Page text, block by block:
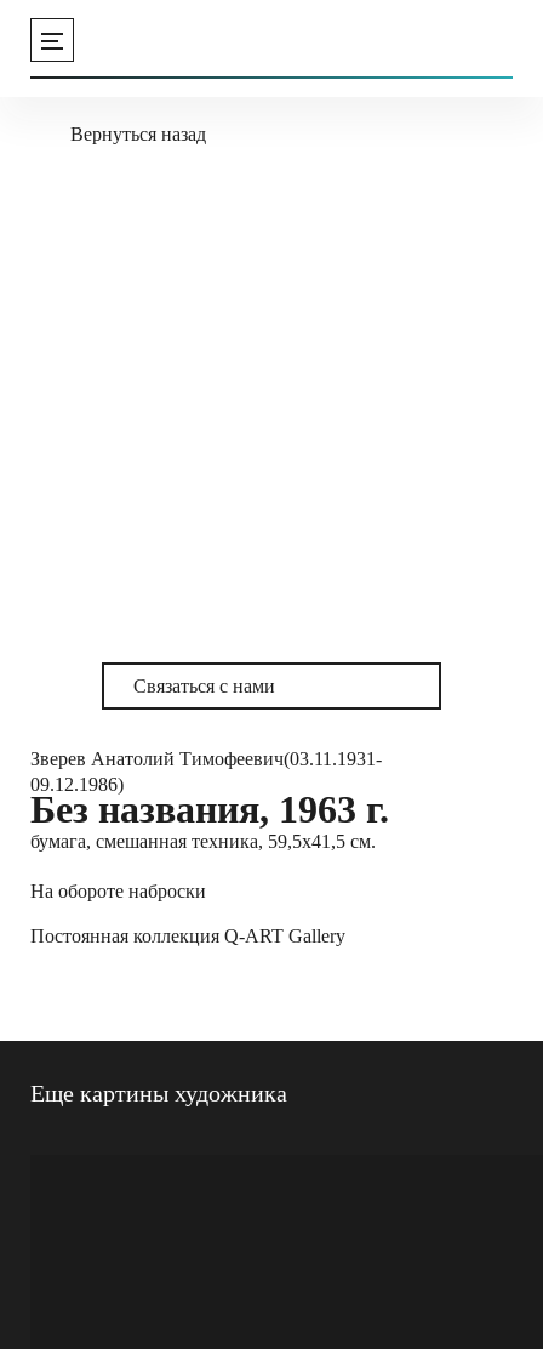
Вернуться назад
Связаться с нами
Зверев Анатолий Тимофеевич(03.11.1931-
09.12.1986)
Без названия, 1963 г.
бумага, смешанная техника, 59,5х41,5 см.
На обороте наброски
Постоянная коллекция Q-ART Gallery
Еще картины художника